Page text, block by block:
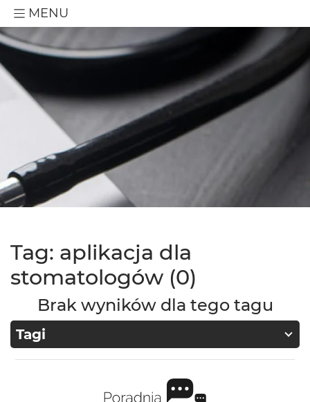
MENU
Tag: aplikacja dla
stomatologów (0)
Brak wyników dla tego tagu
Tagi